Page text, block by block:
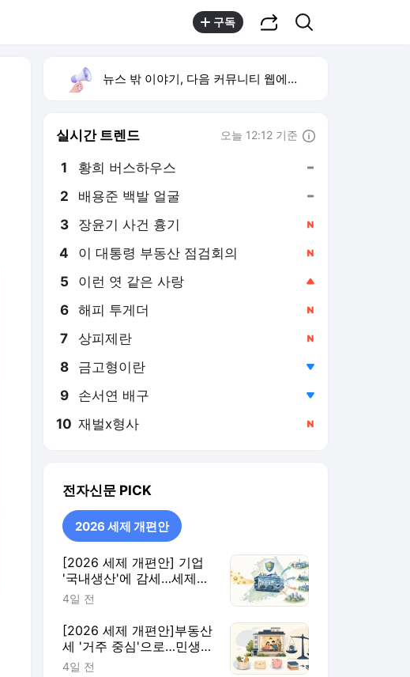
구독
뉴스 밖 이야기, 다음 커뮤니티 웹에서 보기
실시간 트렌드 오늘 12:12 기준
1 황희 버스하우스
2 배용준 백발 얼굴
3 장윤기 사건 흉기
4 이 대통령 부동산 점검회의
5 이런 엿 같은 사랑
6 해피 투게더
7 상피제란
8 금고형이란
9 손서연 배구
10 재벌x형사
전자신문 PICK
2026 세제 개편안
[2026 세제 개편안] 기업
'국내생산'에 감세…세제로
산업·자금 지방행 유도
4일 전
[2026 세제 개편안]부동산
세 '거주 중심'으로…민생
지원 확대·세제 혜택 115개
4일 전